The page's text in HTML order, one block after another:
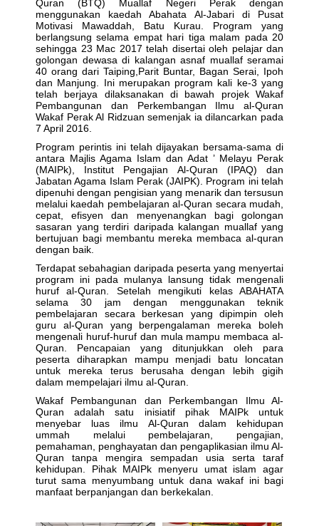
Quran (BTQ) Muallaf Negeri Perak dengan
menggunakan kaedah Abahata Al-Jabari di Pusat
Motivasi Mawaddah, Batu Kurau. Program yang
berlangsung selama empat hari tiga malam pada 20
sehingga 23 Mac 2017 telah disertai oleh pelajar dan
golongan dewasa di kalangan asnaf muallaf seramai
40 orang dari Taiping,Parit Buntar, Bagan Serai, Ipoh
dan Manjung. Ini merupakan program kali ke-3 yang
telah berjaya dilaksanakan di bawah projek Wakaf
Pembangunan dan Perkembangan Ilmu al-Quran
Wakaf Perak Al Ridzuan semenjak ia dilancarkan pada
7 April 2016.
Program perintis ini telah dijayakan bersama-sama di
antara Majlis Agama Islam dan Adat ’ Melayu Perak
(MAIPk), Institut Pengajian Al-Quran (IPAQ) dan
Jabatan Agama Islam Perak (JAIPK). Program ini telah
dipenuhi dengan pengisian yang menarik dan tersusun
melalui kaedah pembelajaran al-Quran secara mudah,
cepat, efisyen dan menyenangkan bagi golongan
sasaran yang terdiri daripada kalangan muallaf yang
bertujuan bagi membantu mereka membaca al-quran
dengan baik.
Terdapat sebahagian daripada peserta yang menyertai
program ini pada mulanya lansung tidak mengenali
huruf al-Quran. Setelah mengikuti kelas ABAHATA
selama 30 jam dengan menggunakan teknik
pembelajaran secara berkesan yang dipimpin oleh
guru al-Quran yang berpengalaman mereka boleh
mengenali huruf-huruf dan mula mampu membaca al-
Quran. Pencapaian yang ditunjukkan oleh para
peserta diharapkan mampu menjadi batu loncatan
untuk mereka terus berusaha dengan lebih gigih
dalam mempelajari ilmu al-Quran.
Wakaf Pembangunan dan Perkembangan Ilmu Al-
Quran adalah satu inisiatif pihak MAIPk untuk
menyebar luas ilmu Al-Quran dalam kehidupan
ummah melalui pembelajaran, pengajian,
pemahaman, penghayatan dan pengaplikasian ilmu Al-
Quran tanpa mengira sempadan usia serta taraf
kehidupan. Pihak MAIPk menyeru umat islam agar
turut sama menyumbang untuk dana wakaf ini bagi
manfaat berpanjangan dan berkekalan.